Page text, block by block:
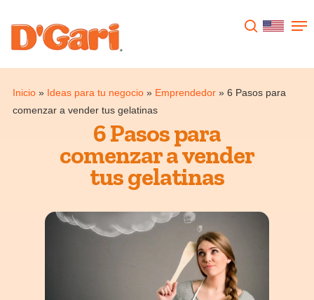
Inicio» Ideas para tu negocio» Emprendedor» 6 Pasos para
comenzar a vender tus gelatinas
Presione enter para buscar o ESC para
6 Pasos para
comenzar a vender
tus gelatinas